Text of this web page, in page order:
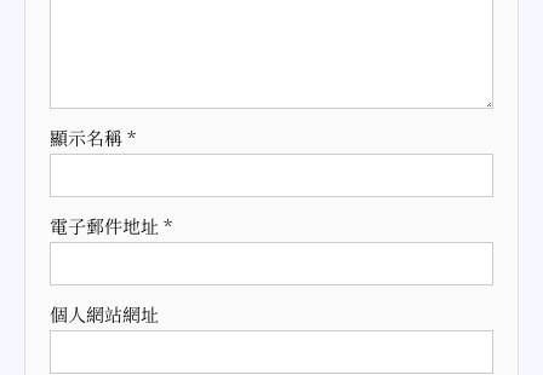
顯示名稱*
電子郵件地址 *
個人網站網址